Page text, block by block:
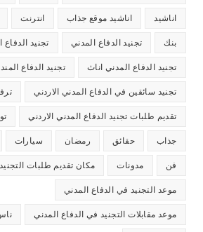
اناشيد اناشيد موقع جذاب انترنت
بنك تجنيد الدفاع المدني تجنيد الدفاع
تجنيد الدفاع المدني اناث تجنيد الدفاع
تجنيد سائقين في الدفاع المدني الاردني
تقديم طلبات تجنيد الدفاع المدني الاردني
جذاب حقائق رمضان سيارات
فن مدونات مكان تقديم طلبات التجنيد
موعد التجنيد في الدفاع المدني
موعد مقابلات التجنيد في الدفاع المدني